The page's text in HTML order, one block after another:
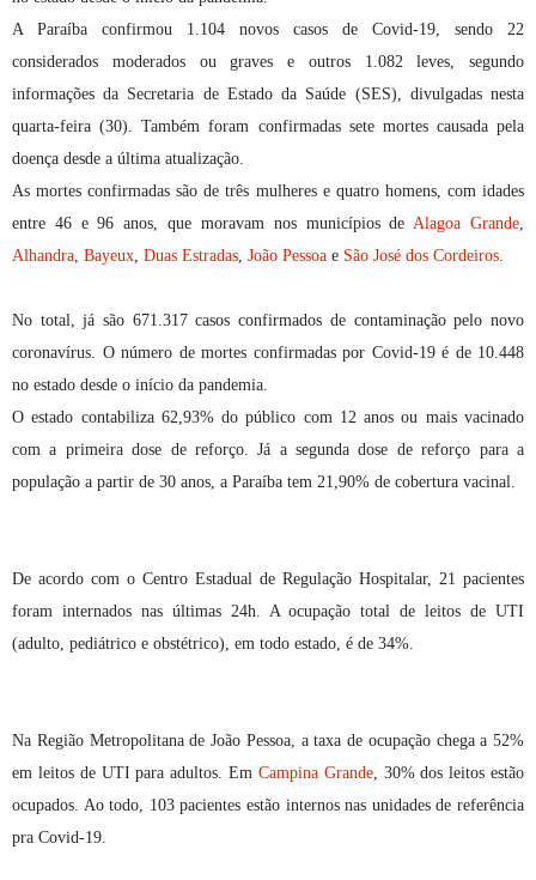
A Paraíba confirmou 1.104 novos casos de Covid-19, sendo 22
considerados moderados ou graves e outros 1.082 leves, segundo
informações da Secretaria de Estado da Saúde (SES), divulgadas nesta
quarta-feira (30). Também foram confirmadas sete mortes causada pela
doença desde a última atualização.
As mortes confirmadas são de três mulheres e quatro homens, com idades
entre 46 e 96 anos, que moravam nos municípios deAlagoa Grande,
Alhandra, Bayeux, Duas Estradas, João Pessoa e São José dos Cordeiros.
No total, já são 671.317 casos confirmados de contaminação pelo novo
coronavírus. O número de mortes confirmadas por Covid-19 é de 10.448
no estado desde o início da pandemia.
O estado contabiliza 62,93% do público com 12 anos ou mais vacinado
com a primeira dose de reforço. Já a segunda dose de reforço para a
população a partir de 30 anos, a Paraíba tem 21,90% de cobertura vacinal.
De acordo com o Centro Estadual de Regulação Hospitalar, 21 pacientes
foram internados nas últimas 24h. A ocupação total de leitos de UTI
(adulto, pediátrico e obstétrico), em todo estado, é de 34%.
Na Região Metropolitana de João Pessoa, a taxa de ocupação chega a 52%
em leitos de UTI para adultos. Em Campina Grande, 30% dos leitos estão
ocupados. Ao todo, 103 pacientes estão internos nas unidades de referência
pra Covid-19.